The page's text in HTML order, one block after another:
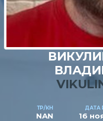
ТР/КН
NAN
ДАТА
16